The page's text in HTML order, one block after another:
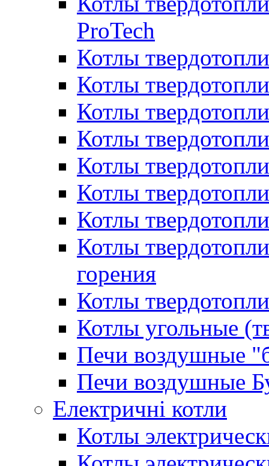
ProTech
Котлы
Котлы
Котлы
Котлы
Котлы
Котлы
Котлы
Котлы
горения
Котлы
Котлы угольные
Печи воздушные
Печи воздушные
Електричні котли
Котлы